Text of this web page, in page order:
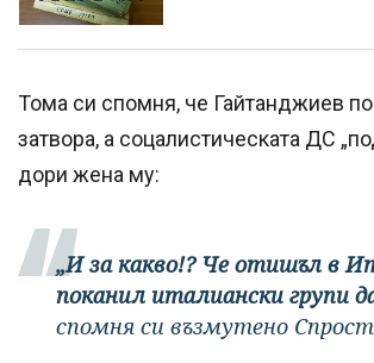
Тома си спомня, че Гайтанджиев
затвора, а соцалистическата ДС
дори жена му:
„И за какво!? Че отишъл в
поканил италиански групи
спомня си възмутено